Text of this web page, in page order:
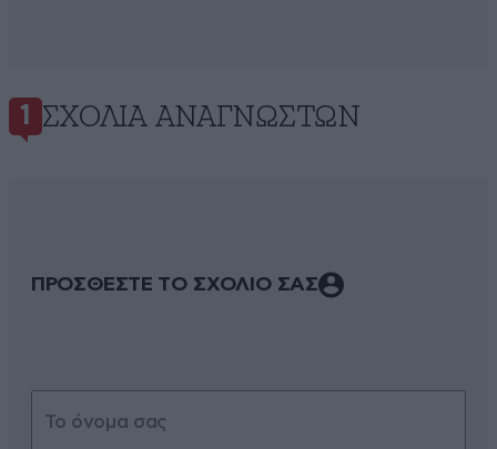
1 ΣΧΌΛΙΑ ΑΝΑΓΝΩΣΤΏΝ
ΠΡΟΣΘΕΣΤΕ ΤΟ ΣΧΟΛΙΟ ΣΑΣ